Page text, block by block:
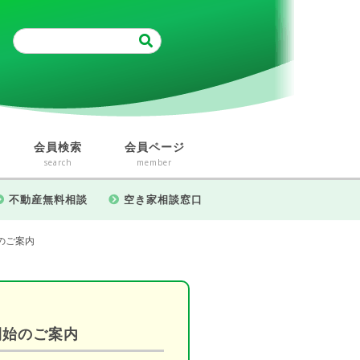
不動産無料相談 空き家相談窓口
会員検索
search
会員ページ
member
ご案内
のご案内